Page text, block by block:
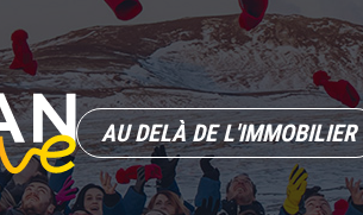
AU DELÀ DE L'IMMOBILIER